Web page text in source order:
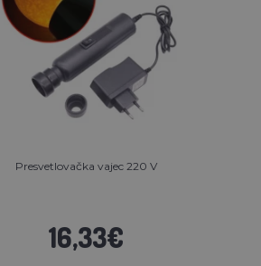
Presvetlovačka vajec 220 V
16,33€